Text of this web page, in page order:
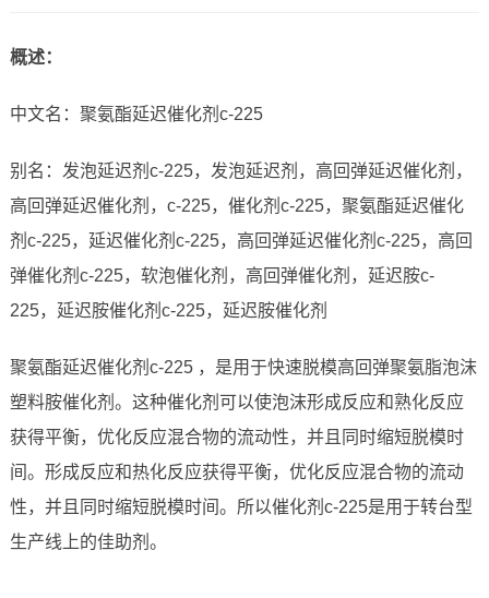
概述：
中文名：聚氨酯延迟催化剂c-225
别名：发泡延迟剂c-225，发泡延迟剂，高回弹延迟催化剂，
高回弹延迟催化剂，c-225，催化剂c-225，聚氨酯延迟催化
剂c-225，延迟催化剂c-225，高回弹延迟催化剂c-225，高回
弹催化剂c-225，软泡催化剂，高回弹催化剂，延迟胺c-
225，延迟胺催化剂c-225，延迟胺催化剂
聚氨酯延迟催化剂c-225 ，是用于快速脱模高回弹聚氨脂泡沫
塑料胺催化剂。这种催化剂可以使泡沫形成反应和熟化反应
获得平衡，优化反应混合物的流动性，并且同时缩短脱模时
间。形成反应和热化反应获得平衡，优化反应混合物的流动
性，并且同时缩短脱模时间。所以催化剂c-225是用于转台型
生产线上的佳助剂。